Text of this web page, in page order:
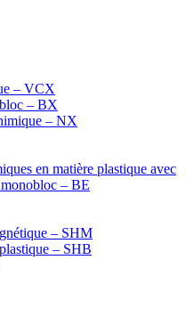
– VCX
– BX
– NX
en matière plastique avec
– BE
– SHM
– SHB